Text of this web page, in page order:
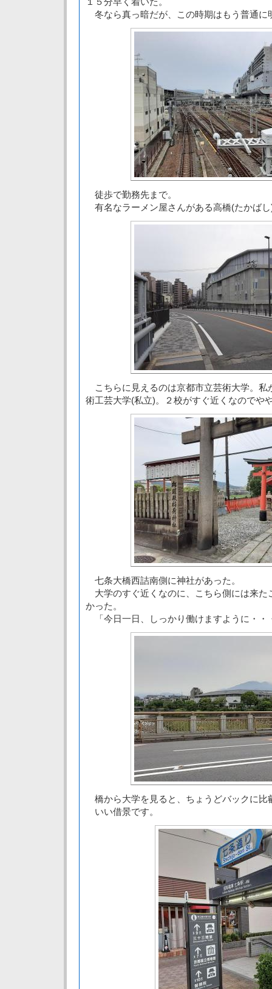
冬なら真っ暗だが、この時期はもう普通に
徒歩で勤務先まで。
有名なラーメン屋さんがある高橋(たかば
こちらに見えるのは京都市立芸術大学。私
術工芸大学(私立)。２校がすぐ近くなのでや
七条大橋西詰南側に神社があった。
大学のすぐ近くなのに、こちら側には来た
かった。
「今日一日、しっかり働けますように・・
橋から大学を見ると、ちょうどバックに比
いい借景です。